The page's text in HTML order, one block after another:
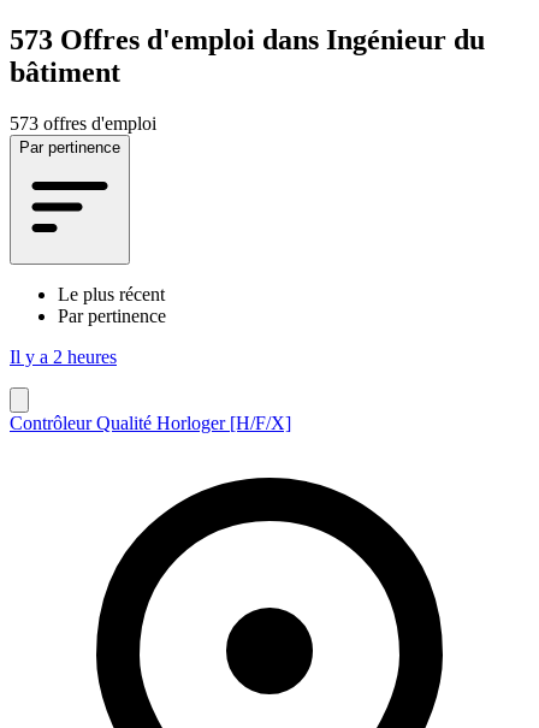
573 Offres d'emploi dans Ingénieur du
bâtiment
573 offres d'emploi
Par pertinence
Le plus récent
Par pertinence
Il y a 2 heures
Contrôleur Qualité Horloger [H/F/X]